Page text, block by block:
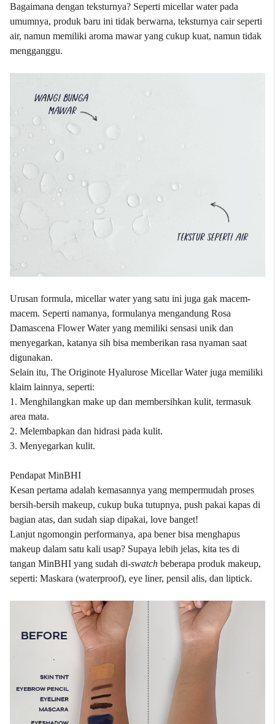
Bagaimana dengan teksturnya? Seperti micellar water pada
umumnya, produk baru ini tidak berwarna, teksturnya cair seperti
air, namun memiliki aroma mawar yang cukup kuat, namun tidak
mengganggu.
Urusan formula, micellar water yang satu ini juga gak macem-
macem. Seperti namanya, formulanya mengandung Rosa
Damascena Flower Water yang memiliki sensasi unik dan
menyegarkan, katanya sih bisa memberikan rasa nyaman saat
digunakan.
Selain itu, The Originote Hyalurose Micellar Water juga memiliki
klaim lainnya, seperti:
1. Menghilangkan make up dan membersihkan kulit, termasuk
area mata.
2. Melembapkan dan hidrasi pada kulit.
3. Menyegarkan kulit.
Pendapat MinBHI
Kesan pertama adalah kemasannya yang mempermudah proses
bersih-bersih makeup, cukup buka tutupnya, push pakai kapas di
bagian atas, dan sudah siap dipakai, love banget!
Lanjut ngomongin performanya, apa bener bisa menghapus
makeup dalam satu kali usap? Supaya lebih jelas, kita tes di
tangan MinBHI yang sudah di-swatch beberapa produk makeup,
seperti: Maskara (waterproof), eye liner, pensil alis, dan liptick.